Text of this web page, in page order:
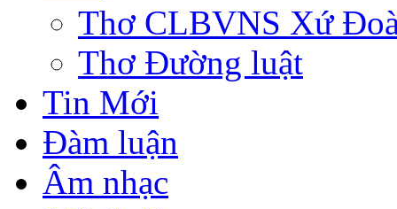
Thơ CLBVNS Xứ
Thơ Đường luật
Tin Mới
Đàm luận
Âm nhạc